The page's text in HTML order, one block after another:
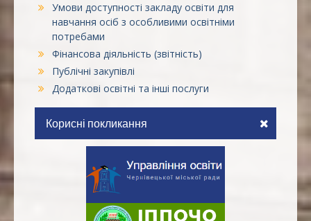
Умови доступності закладу освіти для
навчання осіб з особливими освітніми
потребами
Фінансова діяльність (звітність)
Публічні закупівлі
Додаткові освітні та інші послуги
Корисні покликання